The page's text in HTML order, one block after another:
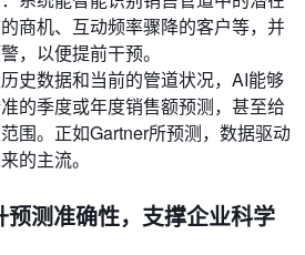
商机、互动频率骤降的客户等，并
，以便提前干预。
史数据和当前的管道状况，AI能够
的季度或年度销售额预测，甚至给
围。正如Gartner所预测，数据驱动
的主流。
测准确性，支撑企业科学